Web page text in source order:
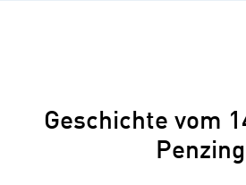
Geschichte vom
Penzing